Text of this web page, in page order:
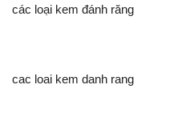
các loại kem đánh răng
cac loai kem danh rang